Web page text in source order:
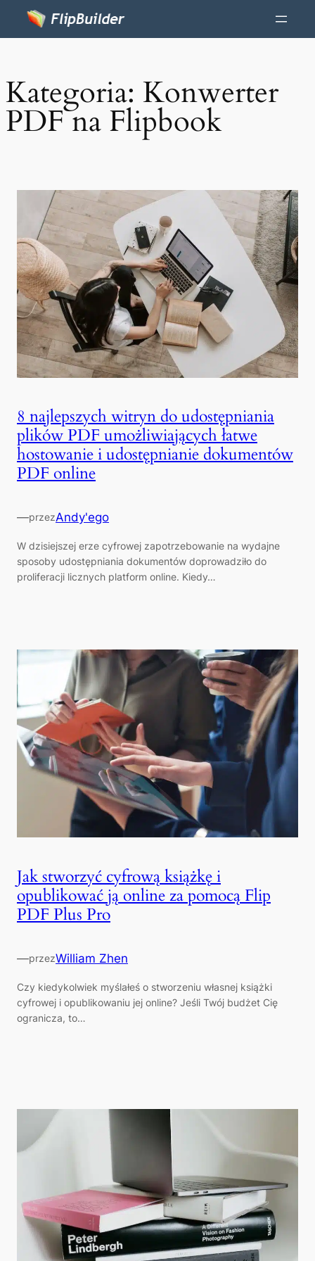
Kategoria: Konwerter
PDF na Flipbook
8 najlepszych witryn do udostępniania
plików PDF umożliwiających łatwe
hostowanie i udostępnianie dokumentów
PDF online
—przezAndy'ego
W dzisiejszej erze cyfrowej zapotrzebowanie na wydajne
sposoby udostępniania dokumentów doprowadziło do
proliferacji licznych platform online. Kiedy…
Jak stworzyć cyfrową książkę i
opublikować ją online za pomocą Flip
PDF Plus Pro
—przezWilliam Zhen
Czy kiedykolwiek myślałeś o stworzeniu własnej książki
cyfrowej i opublikowaniu jej online? Jeśli Twój budżet Cię
ogranicza, to…